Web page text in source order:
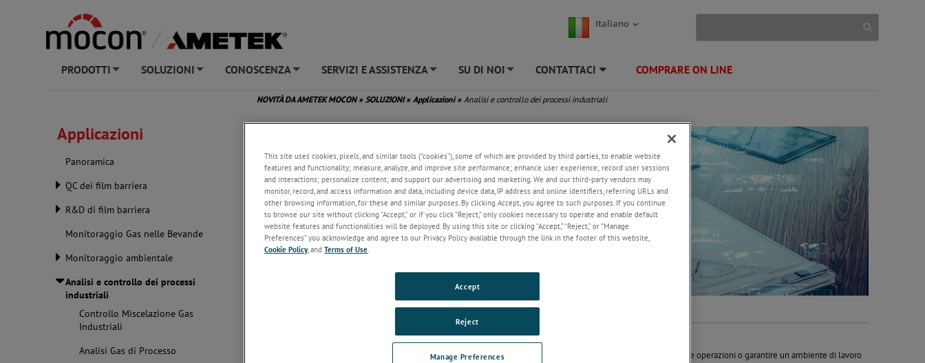
Italiano
PRODOTTI SOLUZIONI CONOSCENZA SERVIZI E ASSISTENZA SU DI NOI CONTATTACI COMPRARE ON LINE
Applicazioni
Panoramica
QC dei film barriera
R&D di film barriera
Monitoraggio Gas nelle Bevande
Monitoraggio ambientale
Analisi e controllo dei processi
industriali
Controllo Miscelazione Gas
Industriali
Analisi Gas di Processo
NOVITÀ DA AMETEK MOCON » SOLUZIONI» Applicazioni» Analisi e controllo dei processi industriali
Analisi e controllo dei processi industriali
Ottimizzate l'analisi e il controllo dei vostri processi industriali
Molti processi industriali richiedono il monitoraggio di uno o più componenti durante la produzione per ottimizzare le operazioni o garantire un ambiente di lavoro
This site uses cookies, pixels, and similar tools (“cookies”), some of which are provided by third parties, to enable website
features and functionality; measure, analyze, and improve site performance; enhance user experience; record user sessions
and interactions; personalize content; and support our advertising and marketing. We and our third-party vendors may
monitor, record, and access information and data, including device data, IP address and online identifiers, referring URLs and
other browsing information, for these and similar purposes. By clicking Accept, you agree to such purposes. If you continue
to browse our site without clicking “Accept,” or if you click “Reject,” only cookies necessary to operate and enable default
website features and functionalities will be deployed. By using this site or clicking “Accept,” “Reject,” or “Manage
Preferences” you acknowledge and agree to our Privacy Policy available through the link in the footer of this website,
Cookie Policy, and Terms of Use.
Manage Preferences
Reject
Accept